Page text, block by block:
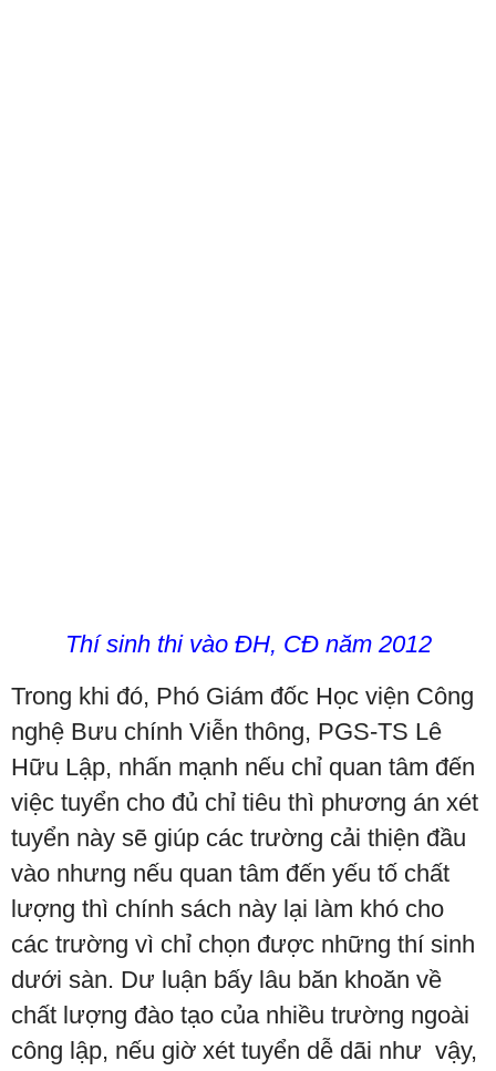
Thí sinh thi vào ĐH, CĐ năm 2012
Trong khi đó, Phó Giám đốc Học viện Công
nghệ Bưu chính Viễn thông, PGS-TS Lê
Hữu Lập, nhấn mạnh nếu chỉ quan tâm đến
việc tuyển cho đủ chỉ tiêu thì phương án xét
tuyển này sẽ giúp các trường cải thiện đầu
vào nhưng nếu quan tâm đến yếu tố chất
lượng thì chính sách này lại làm khó cho
các trường vì chỉ chọn được những thí sinh
dưới sàn. Dư luận bấy lâu băn khoăn về
chất lượng đào tạo của nhiều trường ngoài
công lập, nếu giờ xét tuyển dễ dãi như vậy,